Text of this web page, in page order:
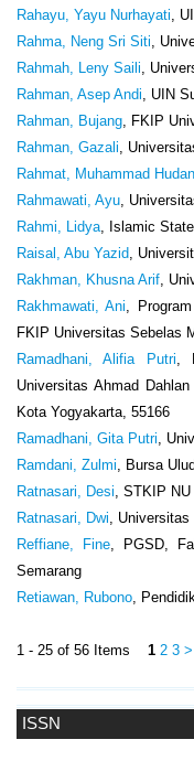
ISSN
Rahayu, Yayu Nurhayati,
Rahma, Neng Sri Siti,
Rahmah, Leny Saili,
Rahman, Asep Andi, UIN
Rahman, Bujang, FKIP
Rahman, Gazali,
Rahmat, Muhammad Hudan
Rahmawati, Ayu,
Rahmi, Lidya, Islamic
Raisal, Abu Yazid,
Rakhman, Khusna Arif,
Rakhmawati, Ani,
FKIP Universitas Sebelas
Ramadhani, Alifia Putri,
Universitas Ahmad
Kota Yogyakarta, 55166
Ramadhani, Gita Putri,
Ramdani, Zulmi, Bursa
Ratnasari, Desi, STKIP
Ratnasari, Dwi, Universitas
Reffiane, Fine, PGSD,
Semarang
Retiawan, Rubono,
1 - 25 of 56 Items 1 2 3 >